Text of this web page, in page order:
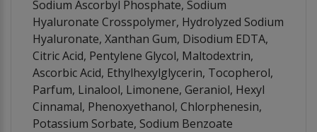
Sodium Ascorbyl Phosphate, Sodium
Hyaluronate Crosspolymer, Hydrolyzed Sodium
Hyaluronate, Xanthan Gum, Disodium EDTA,
Citric Acid, Pentylene Glycol, Maltodextrin,
Ascorbic Acid, Ethylhexylglycerin, Tocopherol,
Parfum, Linalool, Limonene, Geraniol, Hexyl
Cinnamal, Phenoxyethanol, Chlorphenesin,
Potassium Sorbate, Sodium Benzoate